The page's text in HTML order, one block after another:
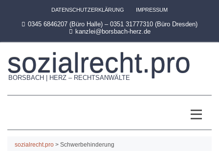
DATENSCHUTZERKLÄRUNG IMPRESSUM
0345 6846207 (Büro Halle) – 0351 31777310 (Büro Dresden)
kanzlei@borsbach-herz.de
sozialrecht.pro
BORSBACH | HERZ – RECHTSANWÄLTE
sozialrecht.pro > Schwerbehinderung